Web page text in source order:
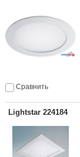
Сравнить
Lightstar 224184